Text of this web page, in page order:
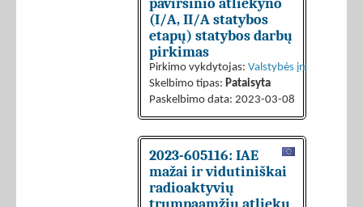
paviršinio atliekyno
(I/A, II/A statybos
etapų) statybos darbų
pirkimas
Pirkimo vykdytojas: Valstybės įmonė
Skelbimo tipas: Pataisyta
Paskelbimo data: 2023-03-08
2023-605116: IAE
mažai ir vidutiniškai
radioaktyvių